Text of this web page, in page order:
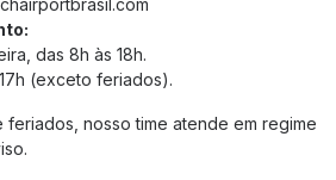
das 8h às 18h.
(exceto feriados).
feriados, nosso time atende em regime